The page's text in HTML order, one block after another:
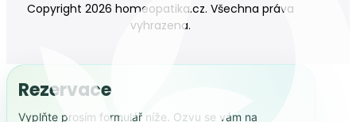
Copyright 2026 homeopatika.cz. Všechna práva
vyhrazena.
Rezervace
Vyplňte prosím formulář níže. Ozvu se vám na